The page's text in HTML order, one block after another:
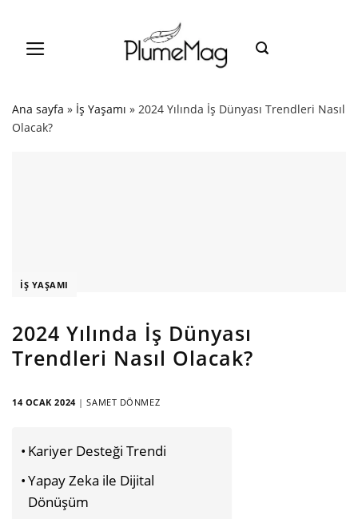
content
Ana sayfa » İş Yaşamı » 2024 Yılında İş Dünyası Trendleri Nasıl
Olacak?
İŞ YAŞAMI
2024 Yılında İş Dünyası
Trendleri Nasıl Olacak?
14 OCAK 2024|SAMET DÖNMEZ
Kariyer Desteği Trendi
Yapay Zeka ile Dijital
Dönüşüm